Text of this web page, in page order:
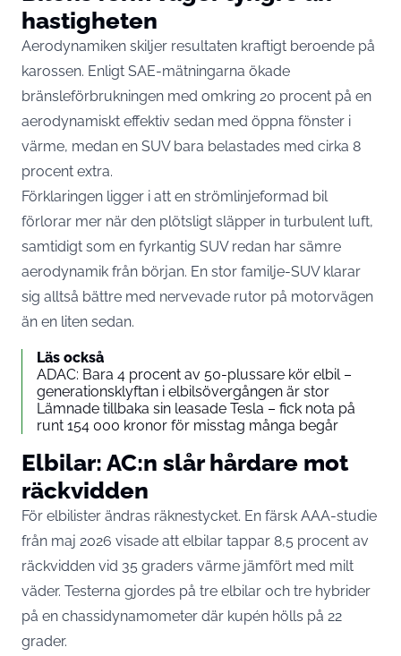
hastigheten
Aerodynamiken skiljer resultaten kraftigt beroende på
karossen. Enligt SAE-mätningarna ökade
bränsleförbrukningen med omkring 20 procent på en
aerodynamiskt effektiv sedan med öppna fönster i
värme, medan en SUV bara belastades med cirka 8
procent extra.
Förklaringen ligger i att en strömlinjeformad bil
förlorar mer när den plötsligt släpper in turbulent luft,
samtidigt som en fyrkantig SUV redan har sämre
aerodynamik från början. En stor familje-SUV klarar
sig alltså bättre med nervevade rutor på motorvägen
än en liten sedan.
Läs också
ADAC: Bara 4 procent av 50-plussare kör elbil –
generationsklyftan i elbilsövergången är stor
Lämnade tillbaka sin leasade Tesla – fick nota på
runt 154 000 kronor för misstag många begår
Elbilar: AC:n slår hårdare mot
räckvidden
För elbilister ändras räknestycket. En färsk AAA-studie
från maj 2026 visade att elbilar tappar 8,5 procent av
räckvidden vid 35 graders värme jämfört med milt
väder. Testerna gjordes på tre elbilar och tre hybrider
på en chassidynamometer där kupén hölls på 22
grader.